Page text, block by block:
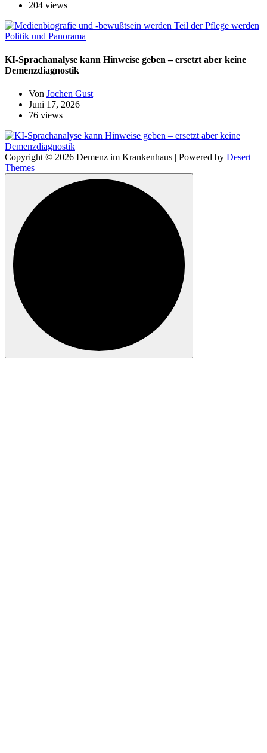
204 views
Politik und Panorama
KI-Sprachanalyse kann Hinweise geben – ersetzt aber keine
Demenzdiagnostik
Von Jochen Gust
Juni 17, 2026
76 views
Copyright © 2026 Demenz im Krankenhaus | Powered by Desert
Themes